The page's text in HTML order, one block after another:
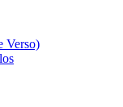
Verso)